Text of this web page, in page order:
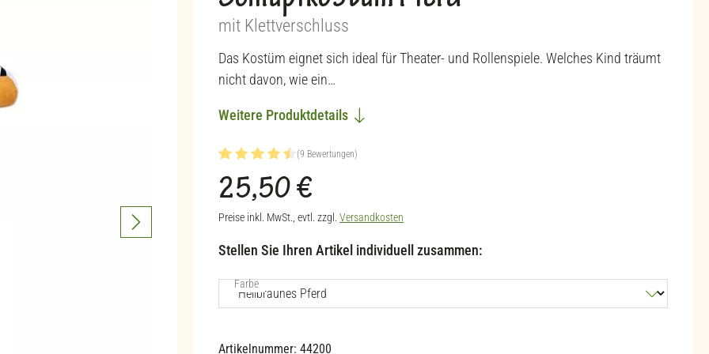
mit Klettverschluss
Das Kostüm eignet sich ideal für Theater- und Rollenspiele. Welches Kind träumt
nicht davon, wie ein…
Weitere Produktdetails
(9 Bewertungen)
Regulärer Preis:
25,50 €
Preise inkl. MwSt., evtl. zzgl. Versandkosten
Stellen Sie Ihren Artikel individuell zusammen:
Farbeauswählen
Artikelnummer: 44200